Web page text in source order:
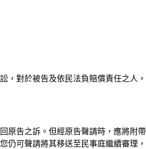
，對於被告及依民法負賠償責任之人
原告之訴。但經原告聲請時，應將附
可聲請將其移送至民事庭繼續審理